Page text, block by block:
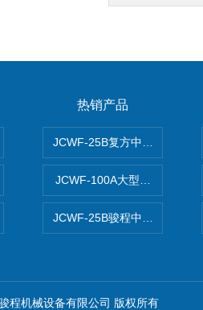
热销产品
JCWF-25B复方中药材超微粉
JCWF-100A大型中药材超微
JCWF-25B骏程中草药超细粉
程机械设备有限公司 版权所有